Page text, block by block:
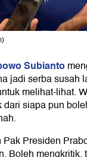
Subianto
jadi serba susah
melihat-lihat.
siapa pun
Presiden